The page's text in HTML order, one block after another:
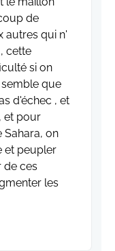
de
autres qui n'
cette
si on
que
d'échec , et
et pour
on
et peupler
de ces
les